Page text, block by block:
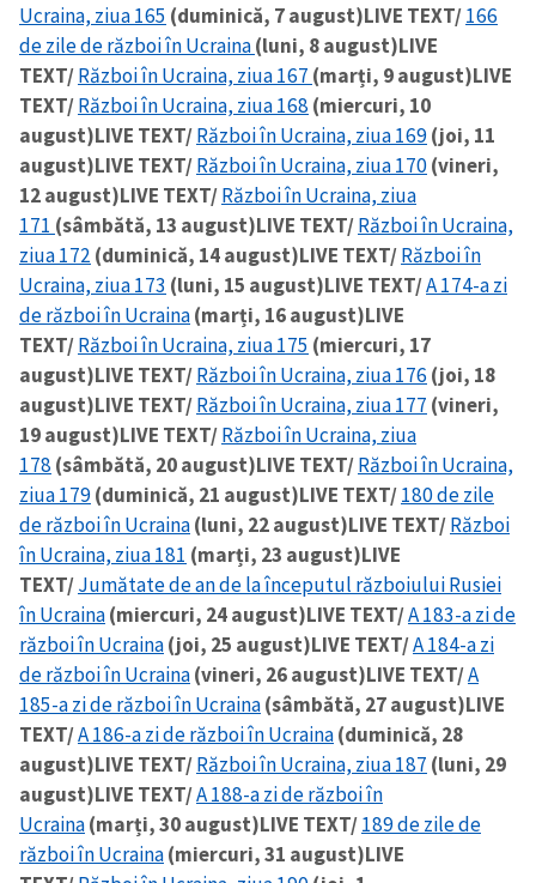
Ucraina, ziua 165 (duminică, 7 august)LIVE TEXT/166
de zile de război în Ucraina(luni, 8 august)LIVE
TEXT/Război în Ucraina, ziua 167 (marți, 9 august)LIVE
TEXT/Război în Ucraina, ziua 168 (miercuri, 10
august)LIVE TEXT/Război în Ucraina, ziua 169(joi, 11
august)LIVE TEXT/Război în Ucraina, ziua 170(vineri,
12 august)LIVE TEXT/Război în Ucraina, ziua
171 (sâmbătă, 13 august)LIVE TEXT/Război în Ucraina,
ziua 172 (duminică, 14 august)LIVE TEXT/Război în
Ucraina, ziua 173 (luni, 15 august)LIVE TEXT/A 174-a zi
de război în Ucraina(marți, 16 august)LIVE
TEXT/Război în Ucraina, ziua 175 (miercuri, 17
august)LIVE TEXT/Război în Ucraina, ziua 176 (joi, 18
august)LIVE TEXT/Război în Ucraina, ziua 177 (vineri,
19 august)LIVE TEXT/Război în Ucraina, ziua
178 (sâmbătă, 20 august)LIVE TEXT/Război în Ucraina,
ziua 179(duminică, 21 august)LIVE TEXT/180 de zile
de război în Ucraina(luni, 22 august)LIVE TEXT/Război
în Ucraina, ziua 181 (marți, 23 august)LIVE
TEXT/Jumătate de an de la începutul războiului Rusiei
în Ucraina(miercuri, 24 august)LIVE TEXT/A 183-a zi de
război în Ucraina(joi, 25 august)LIVE TEXT/A 184-a zi
de război în Ucraina(vineri, 26 august)LIVE TEXT/A
185-a zi de război în Ucraina(sâmbătă, 27 august)LIVE
TEXT/A 186-a zi de război în Ucraina(duminică, 28
august)LIVE TEXT/Război în Ucraina, ziua 187 (luni, 29
august)LIVE TEXT/A 188-a zi de război în
Ucraina(marți, 30 august)LIVE TEXT/189 de zile de
război în Ucraina(miercuri, 31 august)LIVE
ȘTIREA MEA
Titlu știre
Fotografie
+ Încarcă imagine
Link media
+ Link media
Mesajul știrei
+ Mesajul știrei